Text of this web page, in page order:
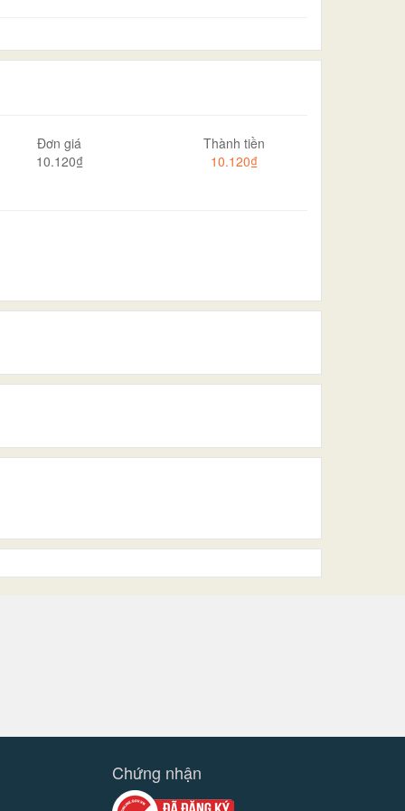
Đơn giá
10.120₫
Thành tiền
10.120₫
Chứng nhận